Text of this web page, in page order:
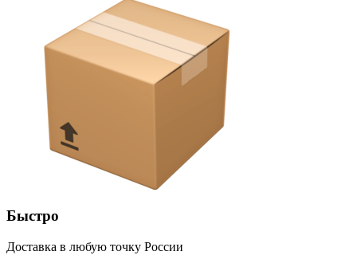
Быстро
Доставка в любую точку России